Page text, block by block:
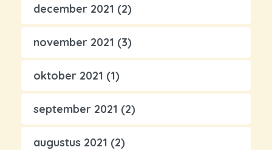
december 2021 (2)
november 2021 (3)
oktober 2021 (1)
september 2021 (2)
augustus 2021 (2)